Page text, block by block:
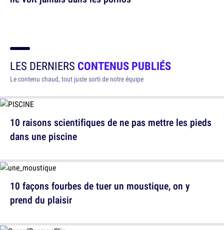
LES DERNIERS CONTENUS PUBLIÉS
Le contenu chaud, tout juste sorti de notre équipe
10 raisons scientifiques de ne pas mettre les pieds
dans une piscine
10 façons fourbes de tuer un moustique, on y
prend du plaisir